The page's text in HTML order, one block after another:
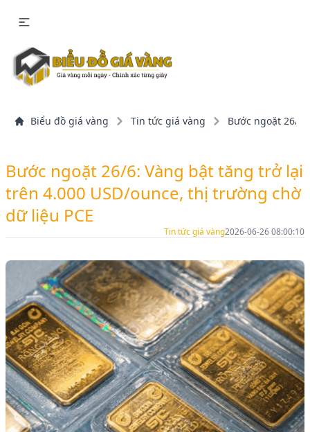
Biểu đồ giá vàng Tin tức giá vàng Bước ngoặt 26/
Bước ngoặt 26/6: Vàng bật tăng trở lại
trên 4.000 USD/ounce, thị trường chờ
dữ liệu PCE
Tin tức giá vàng2026-06-26 08:00:10